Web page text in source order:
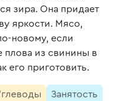
зира. Она придает
яркости. Мясо,
новому, если
плова из свинины в
его приготовить.
Занятость